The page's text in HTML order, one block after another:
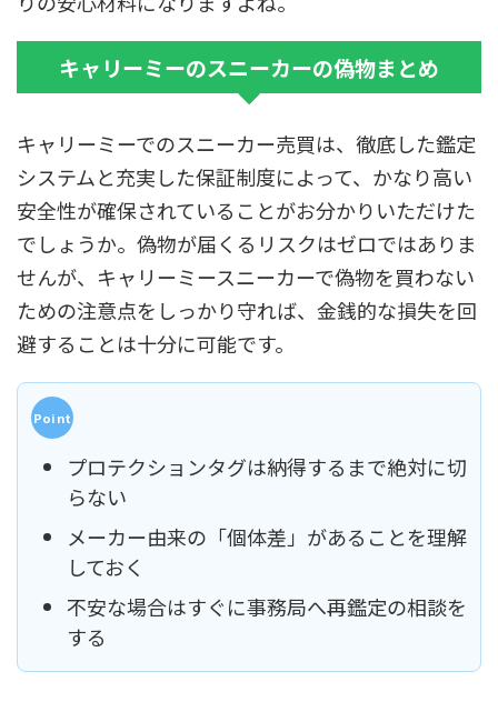
キャリーミーのスニーカーの偽物まとめ
キャリーミーでのスニーカー売買は、徹底した鑑定
システムと充実した保証制度によって、かなり高い
安全性が確保されていることがお分かりいただけた
でしょうか。偽物が届くるリスクはゼロではありま
せんが、キャリーミースニーカーで偽物を買わない
ための注意点をしっかり守れば、金銭的な損失を回
避することは十分に可能です。
プロテクションタグは納得するまで絶対に切
らない
メーカー由来の「個体差」があることを理解
しておく
不安な場合はすぐに事務局へ再鑑定の相談を
する